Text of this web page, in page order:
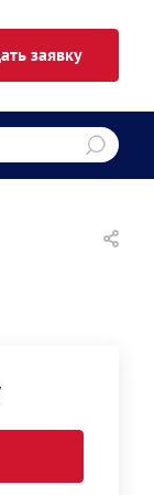
заявку